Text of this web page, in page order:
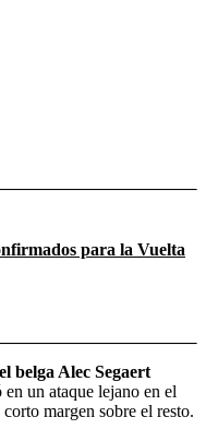
para la Vuelta
belga Alec Segaert
un ataque lejano en el
margen sobre el resto.